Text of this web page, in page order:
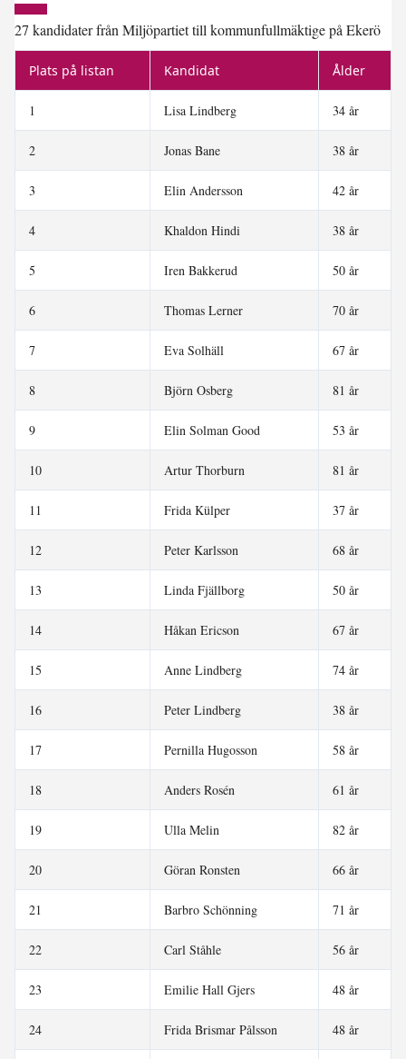
27 kandidater från Miljöpartiet till kommunfullmäktige på Ekerö
Plats på listan Kandidat Ålder
1 Lisa Lindberg 34 år
2 Jonas Bane 38 år
3 Elin Andersson 42 år
4 Khaldon Hindi 38 år
5 Iren Bakkerud 50 år
6 Thomas Lerner 70 år
7 Eva Solhäll 67 år
8 Björn Osberg 81 år
9 Elin Solman Good 53 år
10 Artur Thorburn 81 år
11 Frida Külper 37 år
12 Peter Karlsson 68 år
13 Linda Fjällborg 50 år
14 Håkan Ericson 67 år
15 Anne Lindberg 74 år
16 Peter Lindberg 38 år
17 Pernilla Hugosson 58 år
18 Anders Rosén 61 år
19 Ulla Melin 82 år
20 Göran Ronsten 66 år
21 Barbro Schönning 71 år
22 Carl Ståhle 56 år
23 Emilie Hall Gjers 48 år
24 Frida Brismar Pålsson 48 år